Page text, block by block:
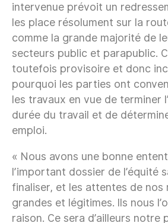
intervenue prévoit un
les place résolument sur la
comme la grande majorité de
secteurs public et parapublic.
toutefois provisoire et donc
pourquoi les parties ont
les travaux en vue de terminer
durée du travail et de
emploi.
« Nous avons une bonne
l’important dossier de l’équité
finaliser, et les attentes de nos
grandes et légitimes. Ils nous
raison. Ce sera d’ailleurs